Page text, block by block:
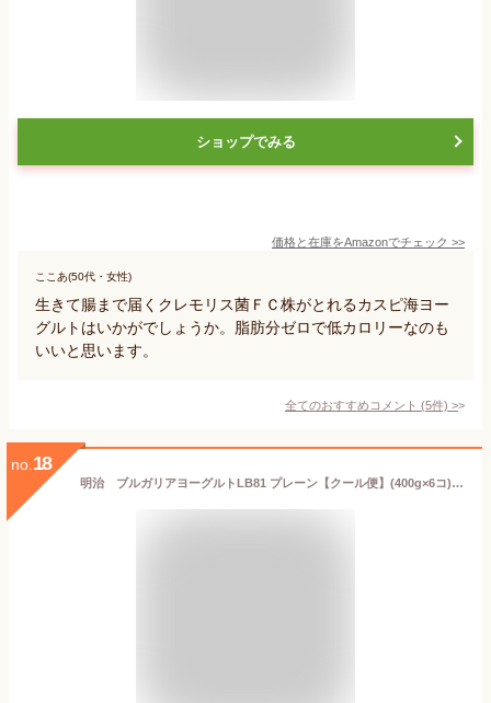
ショップでみる
価格と在庫をAmazonでチェック >>
ここあ(50代・女性)
生きて腸まで届くクレモリス菌ＦＣ株がとれるカスピ海ヨー
グルトはいかがでしょうか。脂肪分ゼロで低カロリーなのも
いいと思います。
全てのおすすめコメント (5件) >
no. 18
明治 ブルガリアヨーグルトLB81 プレーン【クール便】(400g×6コ) 特定保健用食品